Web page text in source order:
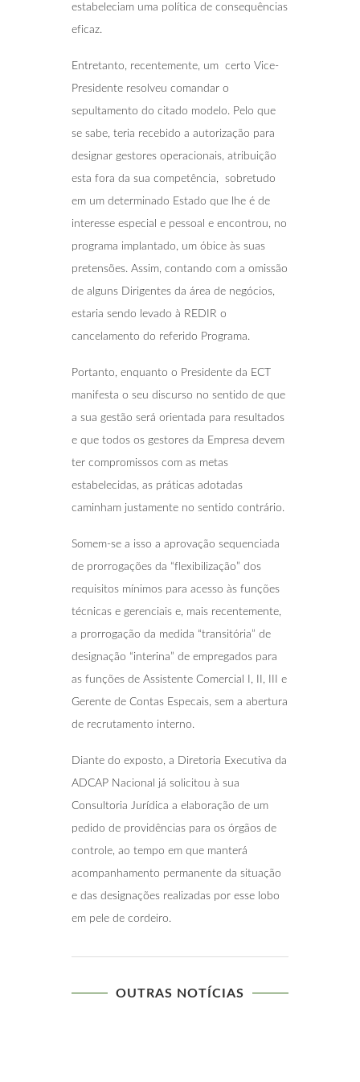
estabeleciam uma política de consequências
eficaz.
Entretanto, recentemente, um certo Vice-
Presidente resolveu comandar o
sepultamento do citado modelo. Pelo que
se sabe, teria recebido a autorização para
designar gestores operacionais, atribuição
esta fora da sua competência, sobretudo
em um determinado Estado que lhe é de
interesse especial e pessoal e encontrou, no
programa implantado, um óbice às suas
pretensões. Assim, contando com a omissão
de alguns Dirigentes da área de negócios,
estaria sendo levado à REDIR o
cancelamento do referido Programa.
Portanto, enquanto o Presidente da ECT
manifesta o seu discurso no sentido de que
a sua gestão será orientada para resultados
e que todos os gestores da Empresa devem
ter compromissos com as metas
estabelecidas, as práticas adotadas
caminham justamente no sentido contrário.
Somem-se a isso a aprovação sequenciada
de prorrogações da “flexibilização” dos
requisitos mínimos para acesso às funções
técnicas e gerenciais e, mais recentemente,
a prorrogação da medida “transitória” de
designação “interina” de empregados para
as funções de Assistente Comercial I, II, III e
Gerente de Contas Especais, sem a abertura
de recrutamento interno.
Diante do exposto, a Diretoria Executiva da
ADCAP Nacional já solicitou à sua
Consultoria Jurídica a elaboração de um
pedido de providências para os órgãos de
controle, ao tempo em que manterá
acompanhamento permanente da situação
e das designações realizadas por esse lobo
em pele de cordeiro.
OUTRAS NOTÍCIAS